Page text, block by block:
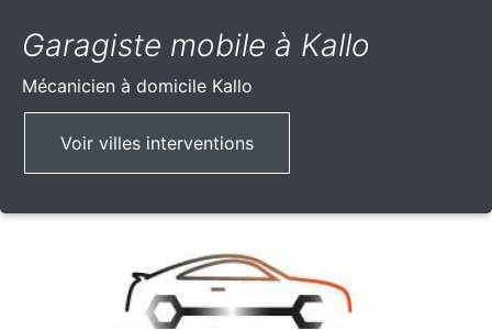
Garagiste mobile à Kallo
Mécanicien à domicile Kallo
Voir villes interventions